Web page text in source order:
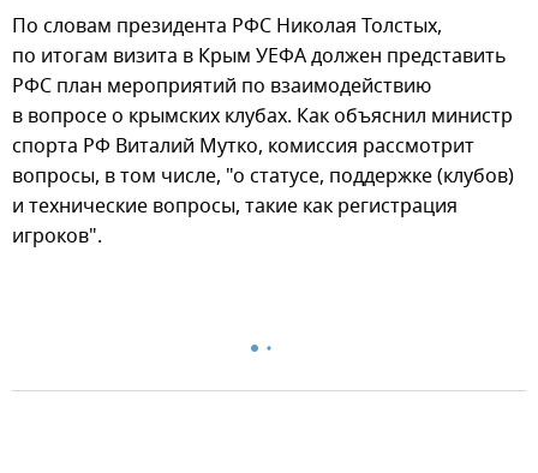
По словам президента РФС Николая Толстых,
по итогам визита в Крым УЕФА должен представить
РФС план мероприятий по взаимодействию
в вопросе о крымских клубах. Как объяснил министр
спорта РФ Виталий Мутко, комиссия рассмотрит
вопросы, в том числе, "о статусе, поддержке (клубов)
и технические вопросы, такие как регистрация
игроков".